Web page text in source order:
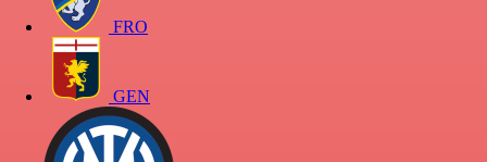
FRO
GEN